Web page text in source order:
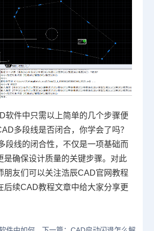
软件中只需以上简单的几个步骤便
多段线是否闭合，你学会了吗？
段线的闭合性，不仅是一项基础而
是确保设计质量的关键步骤。对此
朋友们可以关注浩辰CAD官网教程
后续CAD教程文章中给大家分享更